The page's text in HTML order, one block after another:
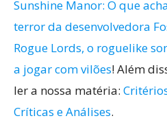
Sunshine Manor: O que
terror da desenvolvedora
Rogue Lords, o roguelike
a jogar com vilões! Além
ler a nossa matéria:
Críticas e Análises.